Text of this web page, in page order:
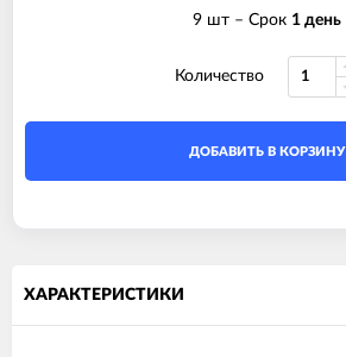
9 шт– Срок 1 день
Количество
ДОБАВИТЬ В КОРЗИНУ
ХАРАКТЕРИСТИКИ